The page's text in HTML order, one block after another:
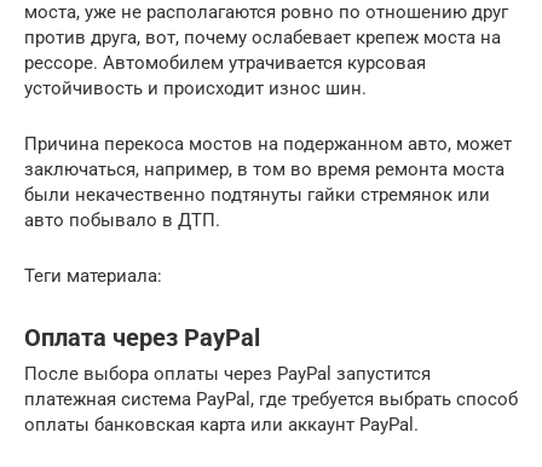
моста, уже не располагаются ровно по отношению друг
против друга, вот, почему ослабевает крепеж моста на
рессоре. Автомобилем утрачивается курсовая
устойчивость и происходит износ шин.
Причина перекоса мостов на подержанном авто, может
заключаться, например, в том во время ремонта моста
были некачественно подтянуты гайки стремянок или
авто побывало в ДТП.
Теги материала:
Оплата через PayPal
После выбора оплаты через PayPal запустится
платежная система PayPal, где требуется выбрать способ
оплаты банковская карта или аккаунт PayPal.